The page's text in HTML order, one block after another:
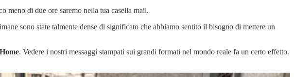
meno di due ore saremo nella tua casella mail.
sono state talmente dense di significato che abbiamo sentito il bisogno di mettere un
. Vedere i nostri messaggi stampati sui grandi formati nel mondo reale fa un certo effetto.